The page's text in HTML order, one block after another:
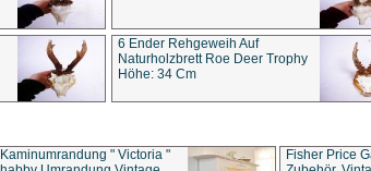
6 Ender Rehgeweih Auf
Naturholzbrett Roe Deer Trophy
Höhe: 34 Cm
" Victoria "
Fisher Price